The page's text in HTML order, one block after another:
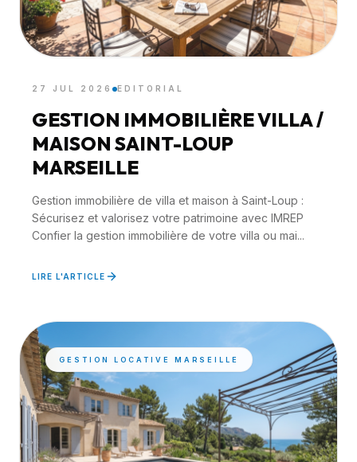
27 JUL 2026 EDITORIAL
GESTION IMMOBILIÈRE VILLA /
MAISON SAINT-LOUP
MARSEILLE
Gestion immobilière de villa et maison à Saint-Loup :
Sécurisez et valorisez votre patrimoine avec IMREP
Confier la gestion immobilière de votre villa ou mai...
LIRE L'ARTICLE
GESTION LOCATIVE MARSEILLE